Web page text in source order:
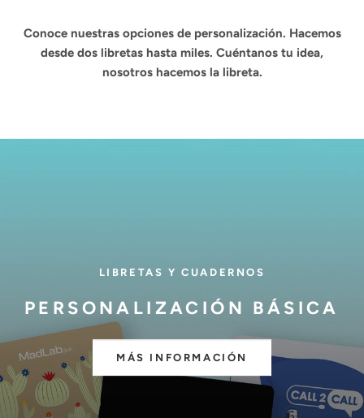
Conoce nuestras opciones de personalización. Hacemos
desde dos libretas hasta miles. Cuéntanos tu idea,
nosotros hacemos la libreta.
LIBRETAS Y CUADERNOS
PERSONALIZACIÓN BÁSICA
MÁS INFORMACIÓN